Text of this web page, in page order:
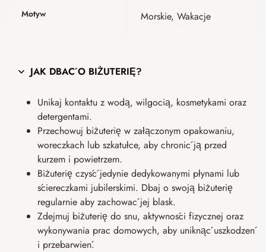
Motyw Morskie, Wakacje
JAK DBAĆ O BIŻUTERIĘ?
Unikaj kontaktu z wodą, wilgocią, kosmetykami oraz
detergentami.
Przechowuj biżuterię w załączonym opakowaniu,
woreczkach lub szkatułce, aby chronić ją przed
kurzem i powietrzem.
Biżuterię czyść jedynie dedykowanymi płynami lub
ściereczkami jubilerskimi. Dbaj o swoją biżuterię
regularnie aby zachować jej blask.
Zdejmuj biżuterię do snu, aktywności fizycznej oraz
wykonywania prac domowych, aby uniknąć uszkodzeń
i przebarwień.